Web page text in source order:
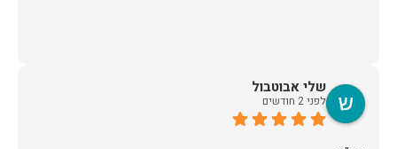
שלי אבוטבול
לפני 2 חודשים